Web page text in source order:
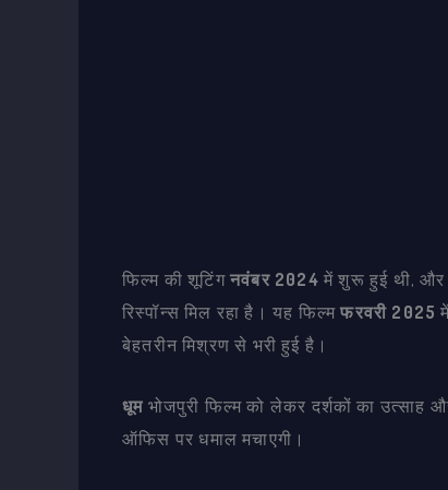
फिल्म की शूटिंग नवंबर 2024 में शुरू हुई थी, और
रिस्पॉन्स मिल रहा है। यह फिल्मफरवरी 2025
बेहतरीन मिश्रण से भरी हुई है।
धूम भोजपुरी फिल्म को लेकर दर्शकों का उत्साह
ऑफिस पर धमाल मचाएगी।